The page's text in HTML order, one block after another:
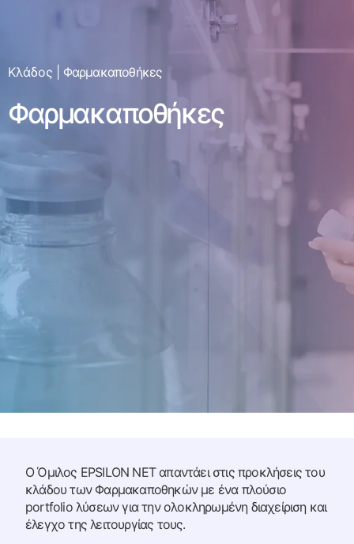
Κλάδος Φαρμακαποθήκες
Φαρμακαποθήκες
Ο Όμιλος EPSILON NET απαντάει στις προκλήσεις του
κλάδου των Φαρμακαποθηκών με ένα πλούσιο
portfolio λύσεων για την ολοκληρωμένη διαχείριση και
έλεγχο της λειτουργίας τους.